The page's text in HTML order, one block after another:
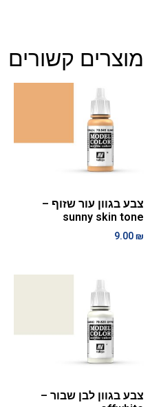
מוצרים קשורים
צבע בגוון עור שזוף –
sunny skin tone
9.00₪
צבע בגוון לבן שבור –